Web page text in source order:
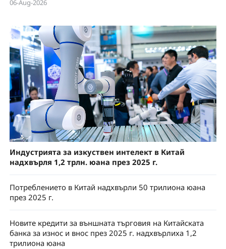
06-Aug-2026
Индустрията за изкуствен интелект в Китай
надхвърля 1,2 трлн. юана през 2025 г.
Потреблението в Китай надхвърли 50 трилиона юана
през 2025 г.
Новите кредити за външната търговия на Китайската
банка за износ и внос през 2025 г. надхвърлиха 1,2
трилиона юана